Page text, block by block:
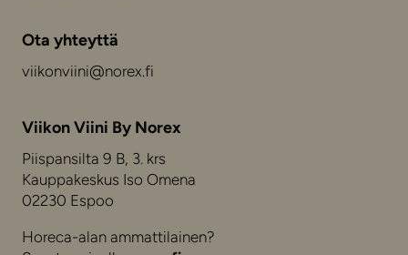
Ota yhteyttä
viikonviini@norex.fi
Viikon Viini By Norex
Piispansilta 9 B, 3. krs
Kauppakeskus Iso Omena
02230 Espoo
Horeca-alan ammattilainen?